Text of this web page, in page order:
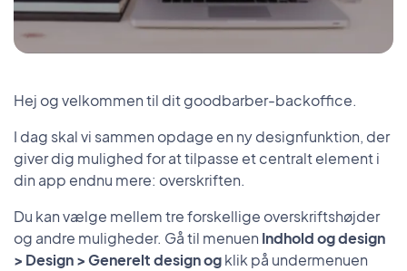
Hej og velkommen til dit goodbarber-backoffice.
I dag skal vi sammen opdage en ny designfunktion, der
giver dig mulighed for at tilpasse et centralt element i
din app endnu mere: overskriften.
Du kan vælge mellem tre forskellige overskriftshøjder
og andre muligheder. Gå til menuen Indhold og design
> Design > Generelt design ogklik på undermenuen